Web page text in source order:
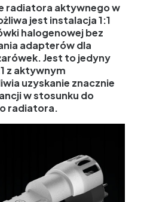
radiatora aktywnego w
jest instalacja 1:1
halogenowej bez
adapterów dla
Jest to jedyny
z aktywnym
uzyskanie znacznie
w stosunku do
radiatora.